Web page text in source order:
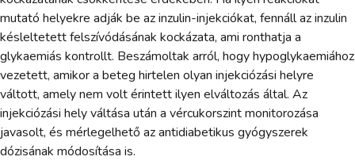
mutató helyekre adják be az inzulin-injekciókat, fennáll az inzulin
késleltetett felszívódásának kockázata, ami ronthatja a
glykaemiás kontrollt. Beszámoltak arról, hogy hypoglykaemiához
vezetett, amikor a beteg hirtelen olyan injekciózási helyre
váltott, amely nem volt érintett ilyen elváltozás által. Az
injekciózási hely váltása után a vércukorszint monitorozása
javasolt, és mérlegelhető az antidiabetikus gyógyszerek
dózisának módosítása is.